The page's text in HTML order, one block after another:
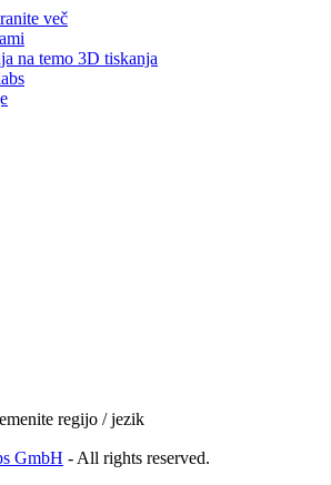
več
na temo 3D tiskanja
regijo / jezik
GmbH - All rights reserved.